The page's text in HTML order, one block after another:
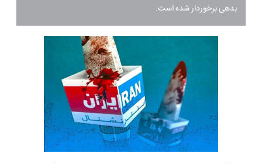
بدهی برخوردار شده است.